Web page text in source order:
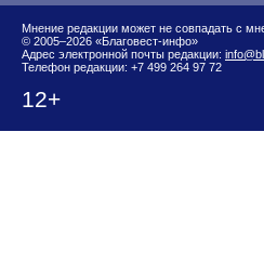
Мнение редакции может не совпадать с
© 2005–2026 «Благовест-инфо»
Адрес электронной почты редакции:
Телефон редакции: +7 499 264 97 72
12+